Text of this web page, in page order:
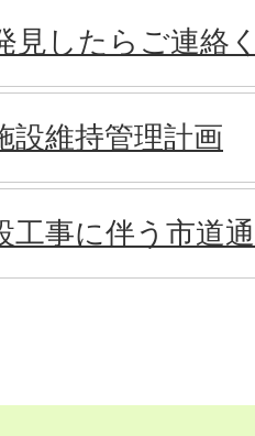
見したらご連絡
設維持管理計画
工事に伴う市道